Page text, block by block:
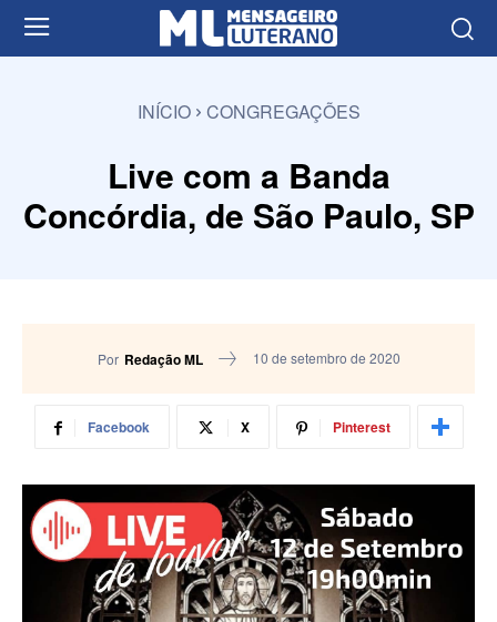
INÍCIO CONGREGAÇÕES
Live com a Banda
Concórdia, de São Paulo, SP
Por Redação ML 10 de setembro de 2020
Facebook X Pinterest